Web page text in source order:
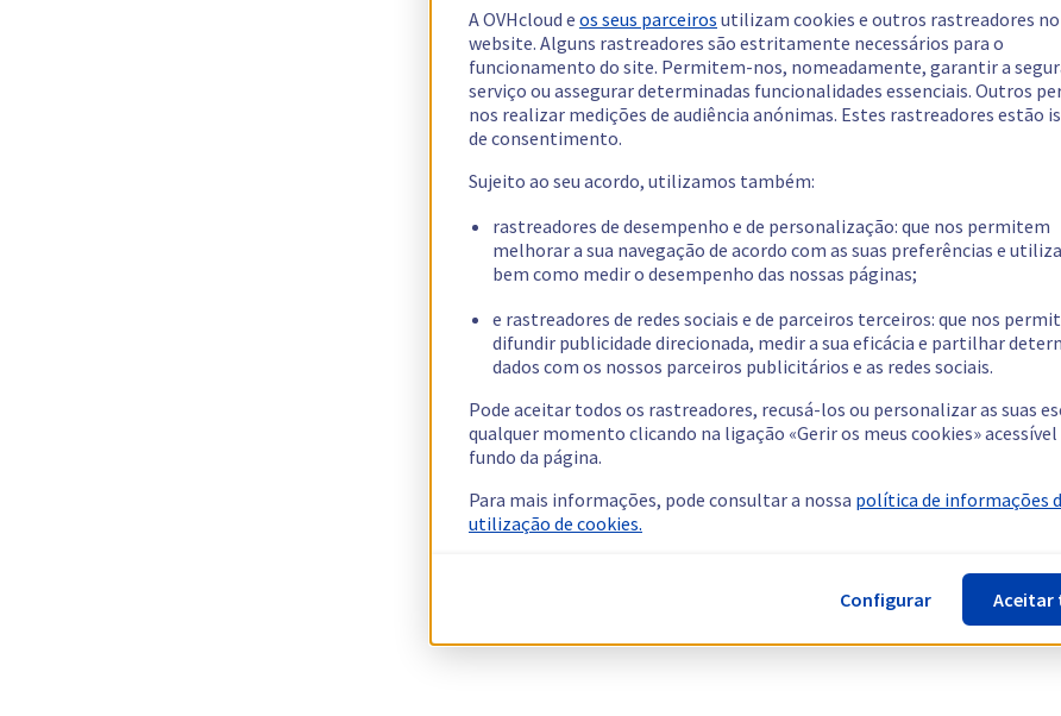
A OVHcloud e os seus parceiros utilizam cookies e outros rastreadores
website. Alguns rastreadores são estritamente necessários para o
funcionamento do site. Permitem-nos, nomeadamente, garantir a
serviço ou assegurar determinadas funcionalidades essenciais. Outros
nos realizar medições de audiência anónimas. Estes rastreadores estão
de consentimento.
Sujeito ao seu acordo, utilizamos também:
rastreadores de desempenho e de personalização: que nos permitem
melhorar a sua navegação de acordo com as suas preferências e
bem como medir o desempenho das nossas páginas;
e rastreadores de redes sociais e de parceiros terceiros: que nos
difundir publicidade direcionada, medir a sua eficácia e partilhar
dados com os nossos parceiros publicitários e as redes sociais.
Pode aceitar todos os rastreadores, recusá-los ou personalizar as suas
qualquer momento clicando na ligação «Gerir os meus cookies» acessível
fundo da página.
Para mais informações, pode consultar a nossa política de informações
utilização de cookies.
Configurar Aceitar